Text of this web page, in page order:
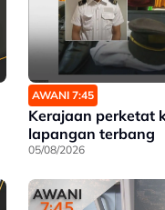
AWANI 7:45
Kerajaan perketat
lapangan terbang
05/08/2026